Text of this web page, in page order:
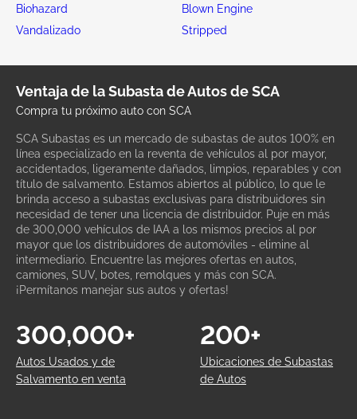
Biohazard
Blown Engine
Vandalizado
Stripped
Ventaja de la Subasta de Autos de SCA
Compra tu próximo auto con SCA
SCA Subastas es un mercado de subastas de autos 100% en
línea especializado en la reventa de vehículos al por mayor,
accidentados, ligeramente dañados, limpios, reparables y con
título de salvamento. Estamos abiertos al público, lo que le
brinda acceso a subastas exclusivas para distribuidores sin
necesidad de tener una licencia de distribuidor. Puje en más
de 300,000 vehículos de IAA a los mismos precios al por
mayor que los distribuidores de automóviles - elimine al
intermediario. Encuentre las mejores ofertas en autos,
camiones, SUV, botes, remolques y más con SCA.
¡Permítanos manejar sus autos y ofertas!
Autos Usados y de
Salvamento en venta
300,000+
Ubicaciones de Subastas
de Autos
200+